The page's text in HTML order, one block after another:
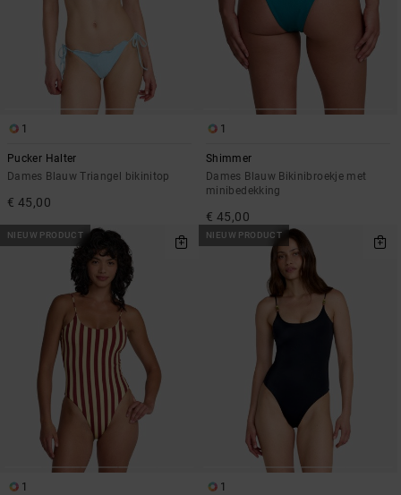
1
Pucker Halter
Dames Blauw Triangel bikinitop
€ 45,00
1
Shimmer
Dames Blauw Bikinibroekje met
minibedekking
€ 45,00
NIEUW PRODUCT
1
NIEUW PRODUCT
1